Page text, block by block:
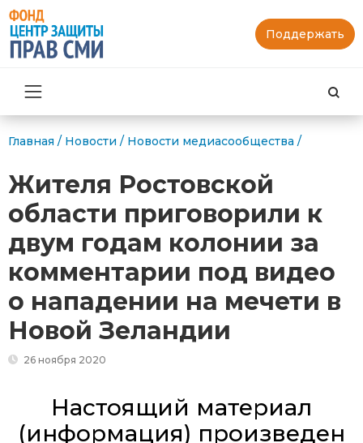
Поддержать
Главная / Новости / Новости медиасообщества /
Жителя Ростовской
области приговорили к
двум годам колонии за
комментарии под видео
о нападении на мечети в
Новой Зеландии
26 ноября 2020
Настоящий материал
(информация) произведен